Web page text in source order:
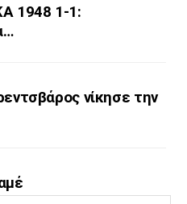
1948 1-1:
νίκησε την